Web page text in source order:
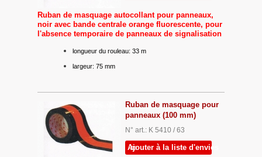
Ruban de masquage autocollant pour panneaux,
noir avec bande centrale orange fluorescente, pour
l'absence temporaire de panneaux de signalisation
longueur du rouleau: 33 m
largeur: 75 mm
Ruban de masquage pour
panneaux (100 mm)
N° art.: K 5410 / 63
Ajouter à la liste d'envies